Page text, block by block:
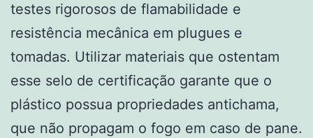
testes rigorosos de flamabilidade e
resistência mecânica em plugues e
tomadas. Utilizar materiais que ostentam
esse selo de certificação garante que o
plástico possua propriedades antichama,
que não propagam o fogo em caso de pane.